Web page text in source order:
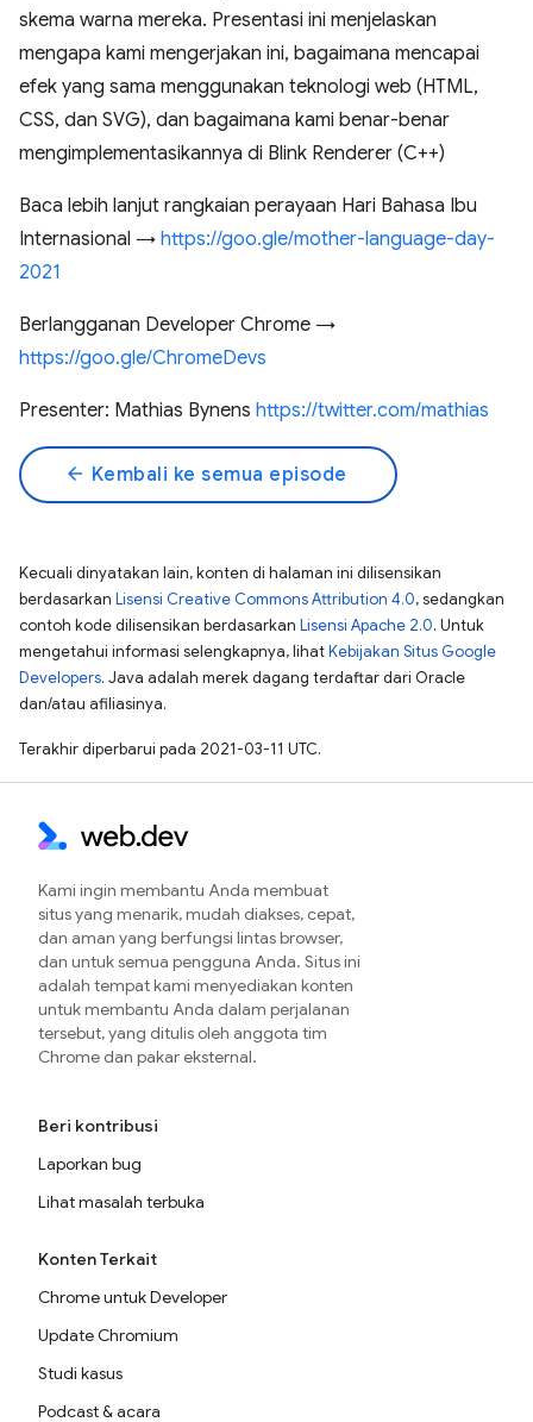
skema warna mereka. Presentasi ini menjelaskan
mengapa kami mengerjakan ini, bagaimana mencapai
efek yang sama menggunakan teknologi web (HTML,
CSS, dan SVG), dan bagaimana kami benar-benar
mengimplementasikannya di Blink Renderer (C++)
Baca lebih lanjut rangkaian perayaan Hari Bahasa Ibu
Internasional → https://goo.gle/mother-language-day-
2021
Berlangganan Developer Chrome →
https://goo.gle/ChromeDevs
Presenter: Mathias Bynens https://twitter.com/mathias​
arrow_back Kembali ke semua episode
Kecuali dinyatakan lain, konten di halaman ini dilisensikan
berdasarkan Lisensi Creative Commons Attribution 4.0, sedangkan
contoh kode dilisensikan berdasarkan Lisensi Apache 2.0. Untuk
mengetahui informasi selengkapnya, lihatKebijakan Situs Google
Developers. Java adalah merek dagang terdaftar dari Oracle
dan/atau afiliasinya.
Terakhir diperbarui pada 2021-03-11 UTC.
Kami ingin membantu Anda membuat
situs yang menarik, mudah diakses, cepat,
dan aman yang berfungsi lintas browser,
dan untuk semua pengguna Anda. Situs ini
adalah tempat kami menyediakan konten
untuk membantu Anda dalam perjalanan
tersebut, yang ditulis oleh anggota tim
Chrome dan pakar eksternal.
Beri kontribusi
Laporkan bug
Lihat masalah terbuka
Konten Terkait
Chrome untuk Developer
Update Chromium
Studi kasus
Podcast & acara